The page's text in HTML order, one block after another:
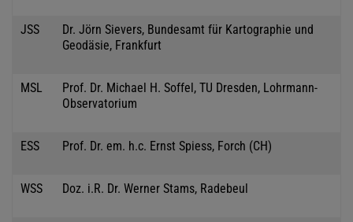
JSS
Dr. Jörn Sievers, Bundesamt für Kartographie und
Geodäsie, Frankfurt
MSL
Prof. Dr. Michael H. Soffel, TU Dresden, Lohrmann-
Observatorium
ESS Prof. Dr. em. h.c. Ernst Spiess, Forch (CH)
WSS Doz. i.R. Dr. Werner Stams, Radebeul